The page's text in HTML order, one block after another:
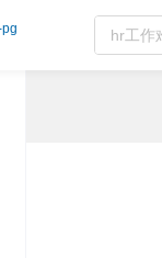
电子游戏官